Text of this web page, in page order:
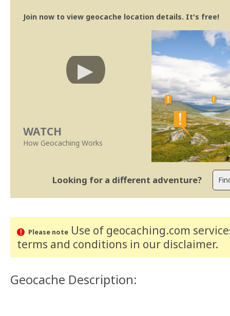
Join now to view geocache location details. It's free!
WATCH
How Geocaching Works
Looking for a different adventure?
Please noteUse of geocaching.com
terms and conditions in our disclaimer.
Geocache Description: